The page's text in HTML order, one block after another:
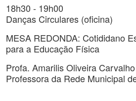
18h30 - 19h00
Danças Circulares (oficina)
MESA REDONDA: Cotididano
para a Educação Física
Profa. Amarilis Oliveira Carvalho
Professora da Rede Municipal